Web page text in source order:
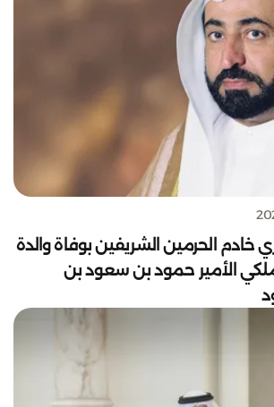
خادم الحرمين الشريفين بوفاة والدة
الأمير حمود بن سعود بن